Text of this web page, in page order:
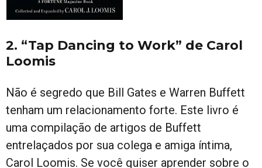
2. “Tap Dancing to Work” de Carol
Loomis
Não é segredo que Bill Gates e Warren Buffett
tenham um relacionamento forte. Este livro é
uma compilação de artigos de Buffett
entrelaçados por sua colega e amiga íntima,
Carol Loomis. Se você quiser aprender sobre o